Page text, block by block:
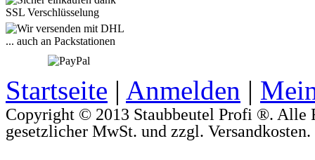
Startseite | Anmelden |
Copyright © 2013 Staubbeutel Profi ®. Alle
gesetzlicher MwSt. und zzgl. Versandkosten.